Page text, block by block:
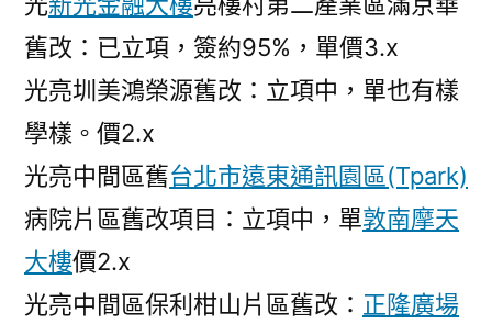
舊改：已立項，簽約95%，單價3.x
光亮圳美鴻榮源舊改：立項中，單也有樣
學樣。價2.x
光亮中間區舊台北市遠東通訊園區(Tpark)
病院片區舊改項目：立項中，單敦南摩天
大樓價2.x
光亮中間區保利柑山片區舊改： 正隆廣場